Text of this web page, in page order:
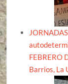
FEBRERO
Barrios, La